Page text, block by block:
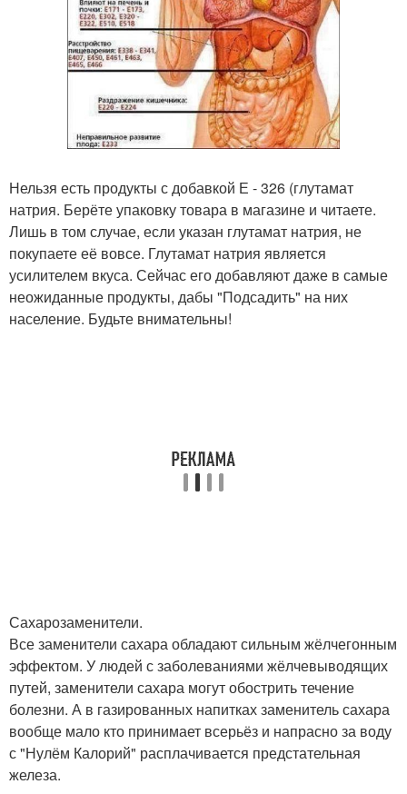
Нельзя есть продукты с добавкой Е - 326 (глутамат
натрия. Берёте упаковку товара в магазине и читаете.
Лишь в том случае, если указан глутамат натрия, не
покупаете её вовсе. Глутамат натрия является
усилителем вкуса. Сейчас его добавляют даже в самые
неожиданные продукты, дабы "Подсадить" на них
население. Будьте внимательны!
Сахарозаменители.
Все заменители сахара обладают сильным жёлчегонным
эффектом. У людей с заболеваниями жёлчевыводящих
путей, заменители сахара могут обострить течение
болезни. А в газированных напитках заменитель сахара
вообще мало кто принимает всерьёз и напрасно за воду
с "Нулём Калорий" расплачивается предстательная
железа.